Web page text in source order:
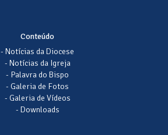
Conteúdo
- Notícias da Diocese
- Notícias da Igreja
- Palavra do Bispo
- Galeria de Fotos
- Galeria de Vídeos
- Downloads